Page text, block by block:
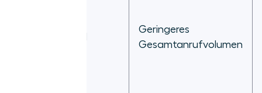
Geringeres
Gesamtanrufvolumen